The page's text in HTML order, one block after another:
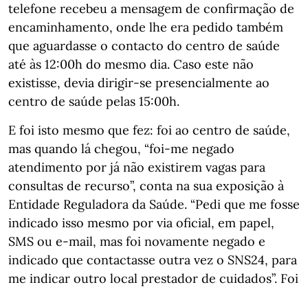
telefone recebeu a mensagem de confirmação de
encaminhamento, onde lhe era pedido também
que aguardasse o contacto do centro de saúde
até às 12:00h do mesmo dia. Caso este não
existisse, devia dirigir-se presencialmente ao
centro de saúde pelas 15:00h.
E foi isto mesmo que fez: foi ao centro de saúde,
mas quando lá chegou, “foi-me negado
atendimento por já não existirem vagas para
consultas de recurso”, conta na sua exposição à
Entidade Reguladora da Saúde. “Pedi que me fosse
indicado isso mesmo por via oficial, em papel,
SMS ou e-mail, mas foi novamente negado e
indicado que contactasse outra vez o SNS24, para
me indicar outro local prestador de cuidados”. Foi